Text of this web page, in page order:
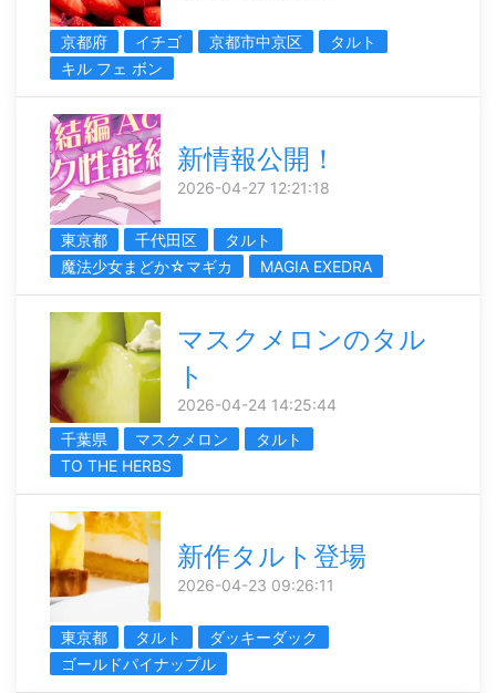
京都府 イチゴ 京都市中京区
タルト
キル フェ ボン
新情報公開！
2026-04-27 12:21:18
東京都 千代田区
タルト
魔法少女まどか☆マギカ
MAGIA EXEDRA
マスクメロンのタル
ト
2026-04-24 14:25:44
千葉県
マスクメロン
タルト
TO THE HERBS
新作タルト登場
2026-04-23 09:26:11
東京都 タルト
ダッキーダック
ゴールドパイナップル